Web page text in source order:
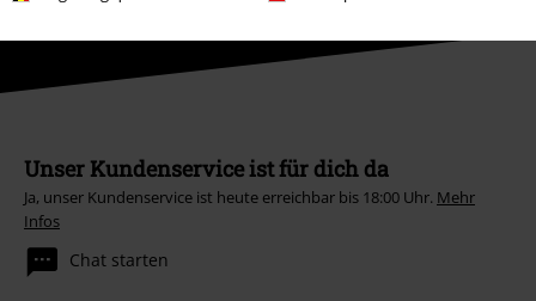
Unser Kundenservice ist für dich da
Ja, unser Kundenservice ist heute erreichbar bis 18:00 Uhr. Mehr
Infos
Chat starten